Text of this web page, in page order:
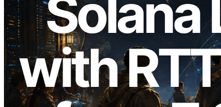
2026.08.05
ERPC mở rộng Solana Leader Slot API
với phép đo ping từ 7 khu vực toàn cầu —
Validators Information API cũng chính
thức ra mắt